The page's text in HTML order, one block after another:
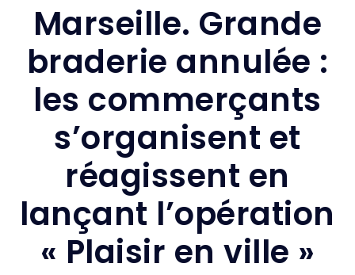
Marseille. Grande
braderie annulée :
les commerçants
s’organisent et
réagissent en
lançant l’opération
« Plaisir en ville »